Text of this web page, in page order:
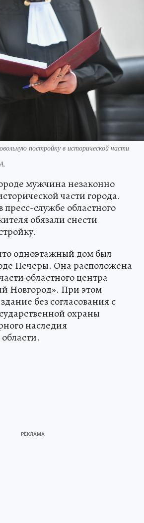
постройку в исторической части
мужчина незаконно
части города.
пресс-службе областного
обязали снести
одноэтажный дом был
Печеры. Она расположена
областного центра
Новгород». При этом
без согласования с
охраны
наследия